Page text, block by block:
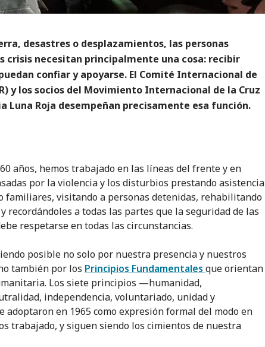
desastres o desplazamientos, las personas
crisis necesitan principalmente una cosa: recibir
confiar y apoyarse. El Comité Internacional de
y los socios del Movimiento Internacional de la Cruz
Luna Roja desempeñan precisamente esa función.
años, hemos trabajado en las líneas del frente y en
por la violencia y los disturbios prestando asistencia
familiares, visitando a personas detenidas, rehabilitando
recordándoles a todas las partes que la seguridad de las
respetarse en todas las circunstancias.
posible no solo por nuestra presencia y nuestros
también por los Principios Fundamentales que orientan
Los siete principios —humanidad,
independencia, voluntariado, unidad y
en 1965 como expresión formal del modo en
trabajado, y siguen siendo los cimientos de nuestra